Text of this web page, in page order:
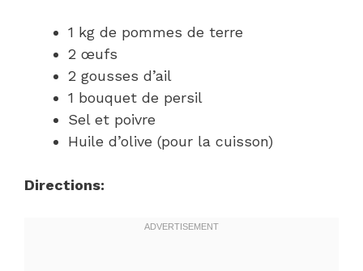
1 kg de pommes de terre
2 œufs
2 gousses d’ail
1 bouquet de persil
Sel et poivre
Huile d’olive (pour la cuisson)
Directions: